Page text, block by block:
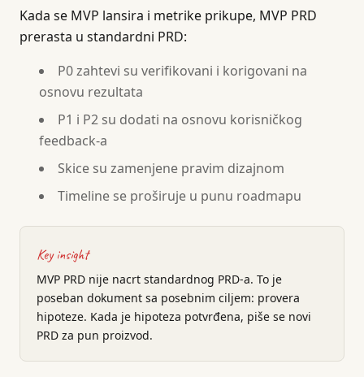
Kada se MVP lansira i metrike prikupe, MVP PRD
prerasta u standardni PRD:
P0 zahtevi su verifikovani i korigovani na
osnovu rezultata
P1 i P2 su dodati na osnovu korisničkog
feedback-a
Skice su zamenjene pravim dizajnom
Timeline se proširuje u punu roadmapu
Key insight
MVP PRD nije nacrt standardnog PRD-a. To je
poseban dokument sa posebnim ciljem: provera
hipoteze. Kada je hipoteza potvrđena, piše se novi
PRD za pun proizvod.